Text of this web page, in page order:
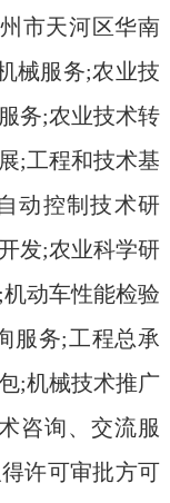
市天河区华南
械服务;农业技
务;农业技术转
;工程和技术基
动控制技术研
发;农业科学研
动车性能检验
服务;工程总承
;机械技术推广
咨询、交流服
许可审批方可